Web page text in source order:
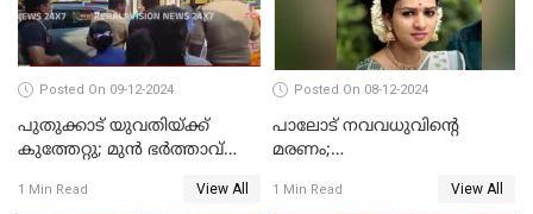
Posted On 09-12-2024
പുതുക്കാട് യുവതിയ്ക്ക്
കുത്തേറ്റു; മുൻ ഭർത്താവ്
1 Min Read View All
Posted On 08-12-2024
പാലോട് നവവധുവിന്റെ
മരണം;
സ്ഥിരീകരിച്ച് പൊലീസ്
1 Min Read View All